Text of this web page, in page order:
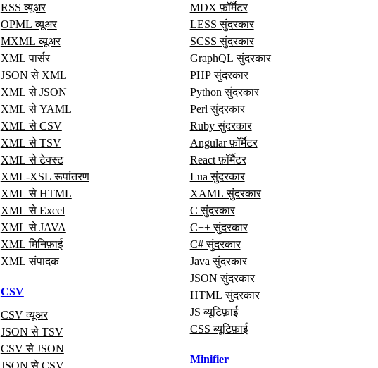
RSS व्यूअर
OPML व्यूअर
MXML व्यूअर
XML पार्सर
JSON से XML
XML से JSON
XML से YAML
XML से CSV
XML से TSV
XML से टेक्स्ट
XML-XSL रूपांतरण
XML से HTML
XML से Excel
XML से JAVA
XML मिनिफ़ाई
XML संपादक
CSV
CSV व्यूअर
JSON से TSV
CSV से JSON
JSON से CSV
MDX फ़ॉर्मैटर
LESS सुंदरकार
SCSS सुंदरकार
GraphQL सुंदरकार
PHP सुंदरकार
Python सुंदरकार
Perl सुंदरकार
Ruby सुंदरकार
Angular फ़ॉर्मैटर
React फ़ॉर्मैटर
Lua सुंदरकार
XAML सुंदरकार
C सुंदरकार
C++ सुंदरकार
C# सुंदरकार
Java सुंदरकार
JSON सुंदरकार
HTML सुंदरकार
JS ब्यूटिफ़ाई
CSS ब्यूटिफ़ाई
Minifier